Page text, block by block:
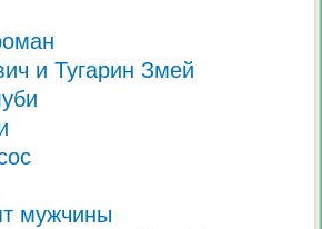
и Тугарин Змей
мужчины